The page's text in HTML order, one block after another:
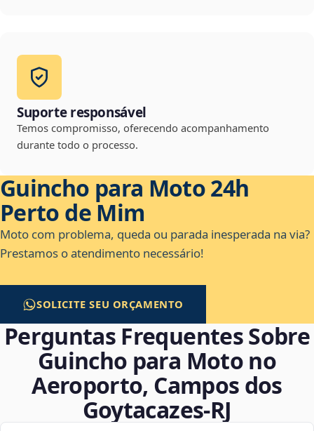
Suporte responsável
Temos compromisso, oferecendo acompanhamento
durante todo o processo.
Guincho para Moto 24h
Perto de Mim
Moto com problema, queda ou parada inesperada na via?
Prestamos o atendimento necessário!
SOLICITE SEU ORÇAMENTO
Perguntas Frequentes Sobre
Guincho para Moto no
Aeroporto, Campos dos
Goytacazes‑RJ